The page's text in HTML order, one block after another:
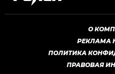
О
РЕКЛАМА
ПОЛИТИКА
ПРАВОВАЯ